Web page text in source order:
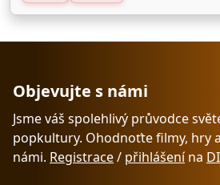
Objevujte s námi
Jsme váš spolehlivý průvodce
popkultury. Ohodnoťte filmy, hry
námi. Registrace/ přihlášenína